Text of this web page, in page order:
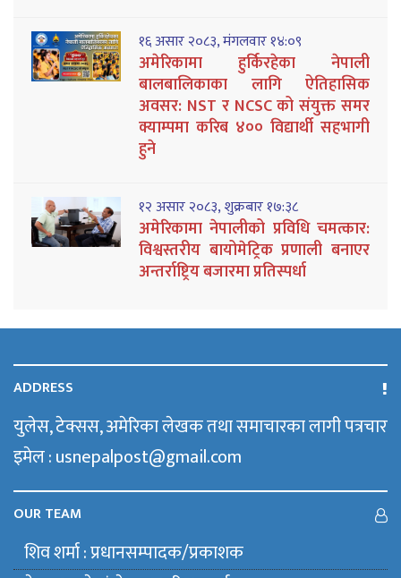
१६ असार २०८३, मंगलवार १४:०९
अमेरिकामा हुर्किरहेका नेपाली
बालबालिकाका लागि ऐतिहासिक
अवसर: NST र NCSC को संयुक्त समर
क्याम्पमा करिब ४०० विद्यार्थी सहभागी
हुने
१२ असार २०८३, शुक्रबार १७:३८
अमेरिकामा नेपालीको प्रविधि चमत्कार:
विश्वस्तरीय बायोमेट्रिक प्रणाली बनाएर
अन्तर्राष्ट्रिय बजारमा प्रतिस्पर्धा
ADDRESS
युलेस, टेक्सस, अमेरिका लेखक तथा समाचारका लागी पत्रचार
इमेल : usnepalpost@gmail.com
OUR TEAM
शिव शर्मा : प्रधानसम्पादक/प्रकाशक